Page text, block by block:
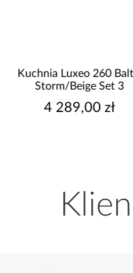
Kuchnia Luxeo 260
Storm/Beige Set 3
4 289,00 zł